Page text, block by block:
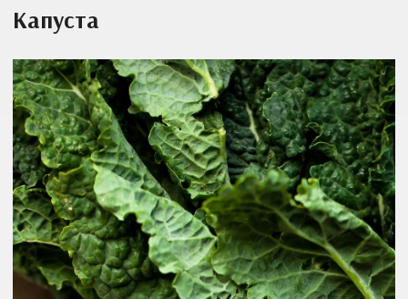
Капуста